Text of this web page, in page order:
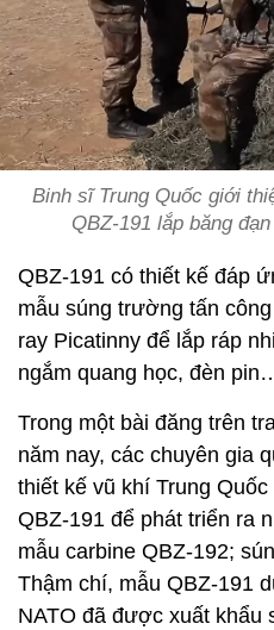
Binh sĩ Trung Quốc giới
QBZ-191 lắp băng
QBZ-191 có thiết kế đáp
mẫu súng trường tấn
ray Picatinny để lắp ráp
ngắm quang học, đèn
Trong một bài đăng trên
năm nay, các chuyên gia
thiết kế vũ khí Trung
QBZ-191 để phát triển ra
mẫu carbine QBZ-192;
Thậm chí, mẫu QBZ-191
NATO đã được xuất khẩu